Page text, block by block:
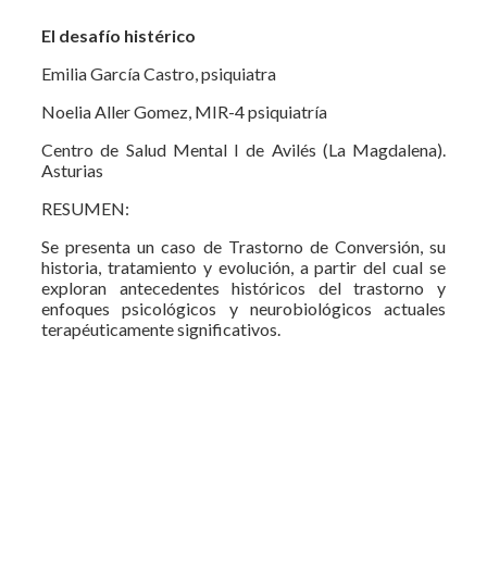
El desafío histérico
Emilia García Castro, psiquiatra
Noelia Aller Gomez, MIR-4 psiquiatría
Centro de Salud Mental I de Avilés (La Magdalena).
Asturias
RESUMEN:
Se presenta un caso de Trastorno de Conversión, su
historia, tratamiento y evolución, a partir del cual se
exploran antecedentes históricos del trastorno y
enfoques psicológicos y neurobiológicos actuales
terapéuticamente significativos.